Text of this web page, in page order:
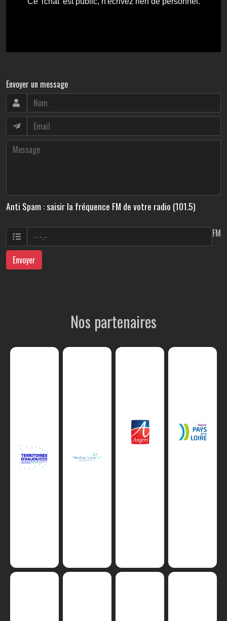
Envoyer un message
Anti Spam : saisir la fréquence FM de votre radio (101.5)
FM
Envoyer
Nos partenaires